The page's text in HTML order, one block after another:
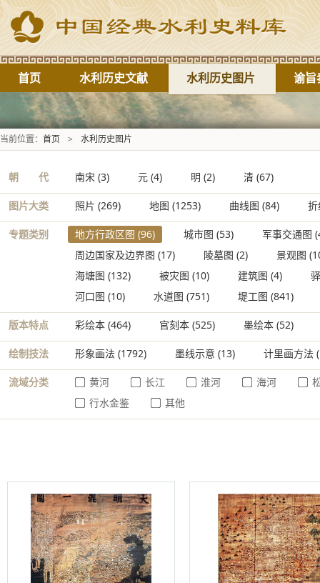
首页 水利历史文献 水利历史图片 谕旨
当前位置： 首页 > 水利历史图片
朝 代 南宋 (3) 元 (4) 明 (2) 清 (67)
图片大类 照片 (269) 地图 (1253) 曲线图 (84)
专题类别 地方行政区图 (96) 城市图 (53) 军事交通图
周边国家及边界图 (17) 陵墓图 (2) 景观图
海塘图 (132) 被灾图 (10) 建筑图 (4)
河口图 (10) 水道图 (751) 堤工图 (841)
版本特点 彩绘本 (464) 官刻本 (525) 墨绘本 (52)
绘制技法 形象画法 (1792) 墨线示意 (13) 计里画方法
流域分类 黄河 长江 淮河 海河
行水金鉴
其他